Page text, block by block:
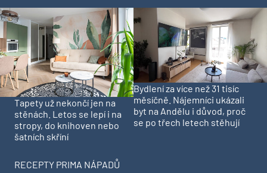
Tapety už nekončí jen na
stěnách. Letos se lepí i na
stropy, do knihoven nebo
šatních skříní
Bydlení za více než 31 tisíc
měsíčně. Nájemníci ukázali
byt na Andělu i důvod, proč
se po třech letech stěhují
RECEPTY PRIMA NÁPADŮ